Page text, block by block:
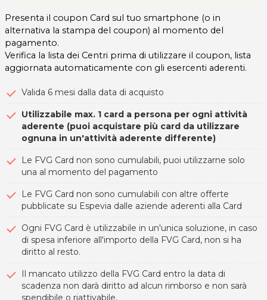
Presenta il coupon Card sul tuo smartphone (o in
alternativa la stampa del coupon) al momento del
pagamento.
Verifica la lista dei Centri prima di utilizzare il coupon, lista
aggiornata automaticamente con gli esercenti aderenti.
Valida 6 mesi dalla data di acquisto
Utilizzabile max. 1 card a persona per ogni attività
aderente (puoi acquistare più card da utilizzare
ognuna in un'attività aderente differente)
Le FVG Card non sono cumulabili, puoi utilizzarne solo
una al momento del pagamento
Le FVG Card non sono cumulabili con altre offerte
pubblicate su Espevia dalle aziende aderenti alla Card
Ogni FVG Card è utilizzabile in un'unica soluzione, in caso
di spesa inferiore all'importo della FVG Card, non si ha
diritto al resto.
Il mancato utilizzo della FVG Card entro la data di
scadenza non darà diritto ad alcun rimborso e non sarà
spendibile o riattivabile.